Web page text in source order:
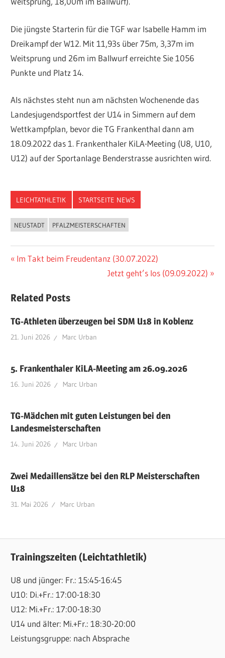
Die jüngste Starterin für die TGF war Isabelle Hamm im
Dreikampf der W12. Mit 11,93s über 75m, 3,37m im
Weitsprung und 26m im Ballwurf erreichte Sie 1056
Punkte und Platz 14.
Als nächstes steht nun am nächsten Wochenende das
Landesjugendsportfest der U14 in Simmern auf dem
Wettkampfplan, bevor die TG Frankenthal dann am
18.09.2022 das 1. Frankenthaler KiLA-Meeting (U8, U10,
U12) auf der Sportanlage Benderstrasse ausrichten wird.
LEICHTATHLETIK STARTSEITE NEWS
NEUSTADT PFALZMEISTERSCHAFTEN
Beitragsnavigation
Vorheriger
Im Takt beim Freudentanz (30.07.2022)
Nächster
Jetzt geht’s los (09.09.2022)
Related Posts
TG-Athleten überzeugen bei SDM U18 in Koblenz
21. Juni 2026 Marc Urban
5. Frankenthaler KiLA-Meeting am 26.09.2026
16. Juni 2026 Marc Urban
TG-Mädchen mit guten Leistungen bei den
Landesmeisterschaften
14. Juni 2026 Marc Urban
Zwei Medaillensätze bei den RLP Meisterschaften
U18
31. Mai 2026 Marc Urban
Trainingszeiten (Leichtathletik)
U8 und jünger: Fr.: 15:45-16:45
U10: Di.+Fr.: 17:00-18:30
U12: Mi.+Fr.: 17:00-18:30
U14 und älter: Mi.+Fr.: 18:30-20:00
Leistungsgruppe: nach Absprache